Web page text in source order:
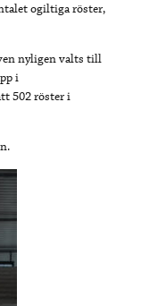
ogiltiga röster,
nyligen valts till
i
502 röster i